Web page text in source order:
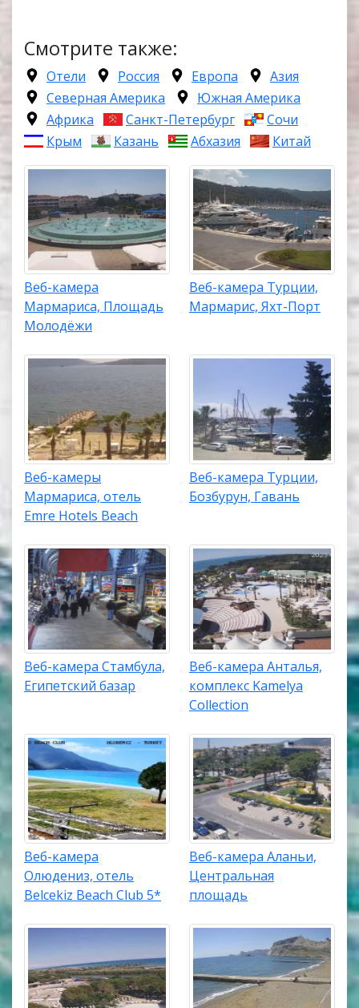
Смотрите также:
Отели Россия Европа
Азия
Северная Америка
Южная Америка
Африка
Санкт-Петербург
Сочи
Крым
Казань Абхазия Китай
Веб-камера
Мармариса, Площадь
Молодёжи
Веб-камера Турции,
Мармарис, Яхт-Порт
Веб-камеры
Мармариса, отель
Emre Hotels Beach
Веб-камера Турции,
Бозбурун, Гавань
Веб-камера Стамбула,
Египетский базар
Веб-камера Анталья,
комплекс Kamelya
Collection
Веб-камера
Олюдениз, отель
Belcekiz Beach Club 5*
Веб-камера Аланьи,
Центральная
площадь